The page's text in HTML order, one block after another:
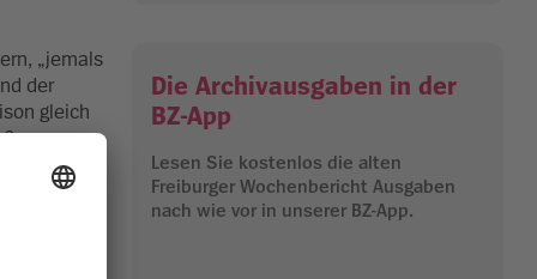
„jemals
der
gleich
Die Archivausgaben in der
BZ-App
Lesen Sie kostenlos die alten
Freiburger Wochenbericht Ausgaben
nach wie vor in unserer BZ-App.